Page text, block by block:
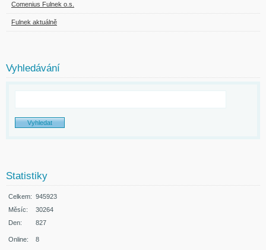
Comenius Fulnek o.s.
Fulnek aktuálně
Vyhledávání
Statistiky
Online: 8
Celkem: 945923
Měsíc:
30264
Den:
827